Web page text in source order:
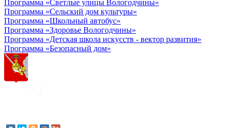
Программа «Светлые улицы Вологодчины»
Программа «Сельский дом культуры»
Программа «Школьный автобус»
Программа «Здоровье Вологодчины»
Программа «Детская школа искусств - вектор развития»
Программа «Безопасный дом»